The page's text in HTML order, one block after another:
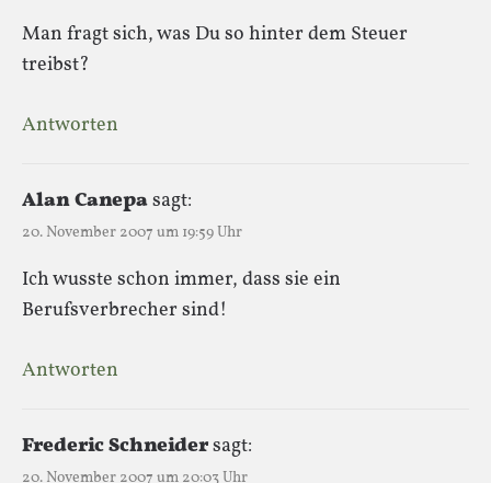
Man fragt sich, was Du so hinter dem Steuer
treibst?
Antworten
Alan Canepasagt:
20. November 2007 um 19:59 Uhr
Ich wusste schon immer, dass sie ein
Berufsverbrecher sind!
Antworten
Frederic Schneidersagt:
20. November 2007 um 20:03 Uhr